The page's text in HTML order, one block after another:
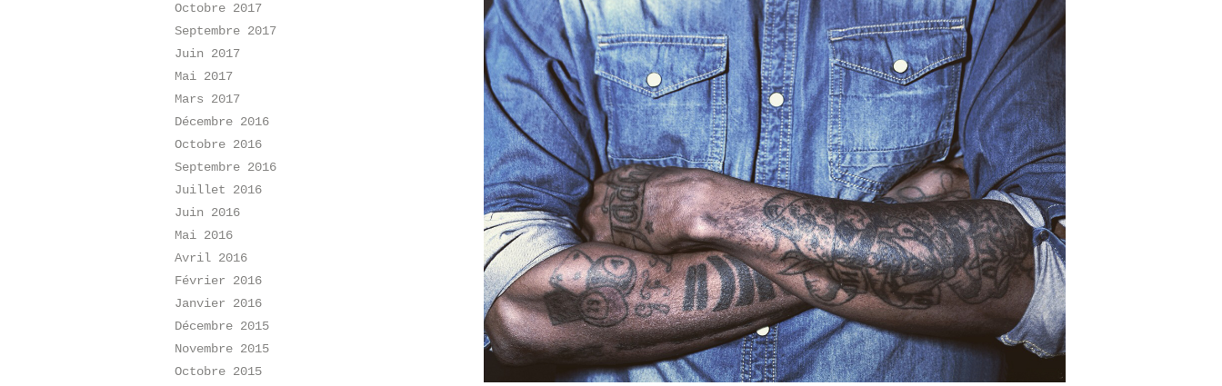
Octobre 2017
Septembre 2017
Juin 2017
Mai 2017
Mars 2017
Décembre 2016
Octobre 2016
Septembre 2016
Juillet 2016
Juin 2016
Mai 2016
Avril 2016
Février 2016
Janvier 2016
Décembre 2015
Novembre 2015
Octobre 2015